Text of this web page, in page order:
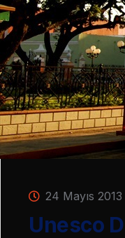
24 Mayıs 2013
Unesco